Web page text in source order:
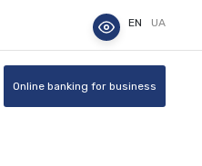
EN UA
Online banking for business